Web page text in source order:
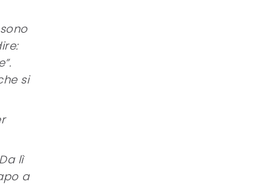
si
lì
a